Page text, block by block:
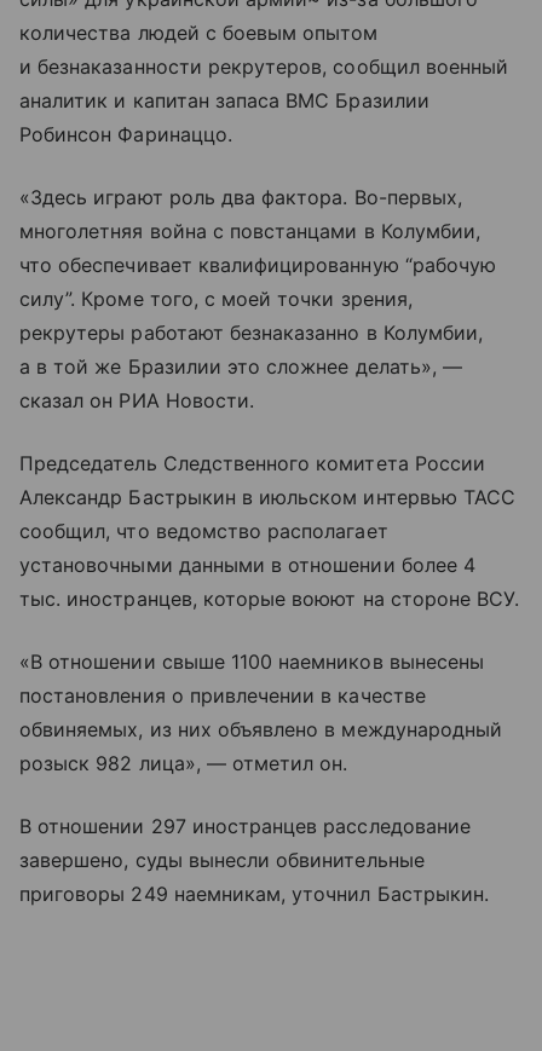
количества людей с боевым опытом
и безнаказанности рекрутеров, сообщил военный
аналитик и капитан запаса ВМС Бразилии
Робинсон Фаринаццо.
«Здесь играют роль два фактора. Во-первых,
многолетняя война с повстанцами в Колумбии,
что обеспечивает квалифицированную “рабочую
силу”. Кроме того, с моей точки зрения,
рекрутеры работают безнаказанно в Колумбии,
а в той же Бразилии это сложнее делать», —
сказал он РИА Новости.
Председатель Следственного комитета России
Александр Бастрыкин в июльском интервью ТАСС
сообщил, что ведомство располагает
установочными данными в отношении более 4
тыс. иностранцев, которые воюют на стороне ВСУ.
«В отношении свыше 1100 наемников вынесены
постановления о привлечении в качестве
обвиняемых, из них объявлено в международный
розыск 982 лица», — отметил он.
В отношении 297 иностранцев расследование
завершено, суды вынесли обвинительные
приговоры 249 наемникам, уточнил Бастрыкин.